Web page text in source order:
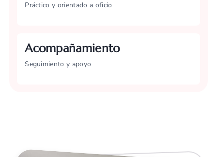
Práctico y orientado a oficio
Acompañamiento
Seguimiento y apoyo